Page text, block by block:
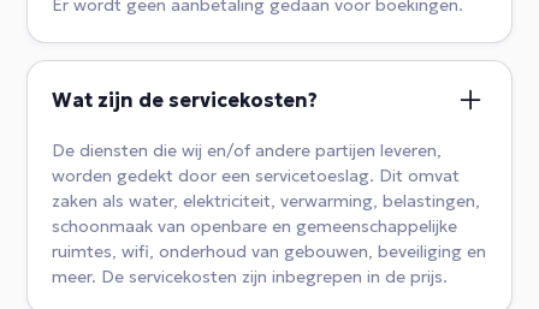
Er wordt geen aanbetaling gedaan voor boekingen.
Wat zijn de servicekosten?
De diensten die wij en/of andere partijen leveren,
worden gedekt door een servicetoeslag. Dit omvat
zaken als water, elektriciteit, verwarming, belastingen,
schoonmaak van openbare en gemeenschappelijke
ruimtes, wifi, onderhoud van gebouwen, beveiliging en
meer. De servicekosten zijn inbegrepen in de prijs.